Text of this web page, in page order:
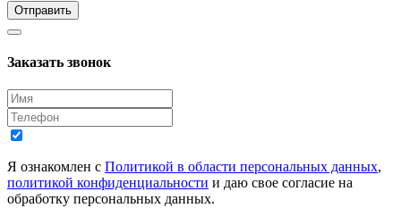
Отправить
Заказать звонок
Я ознакомлен с Политикой в области персональных данных,
политикой конфиденциальности и даю свое согласие на
обработку персональных данных.